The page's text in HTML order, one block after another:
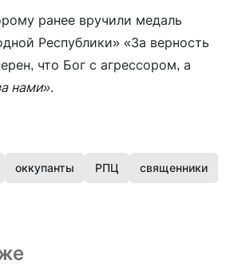
ранее вручили медаль
Республики» «За верность
что Бог с агрессором, а
нами».
оккупанты РПЦ священники